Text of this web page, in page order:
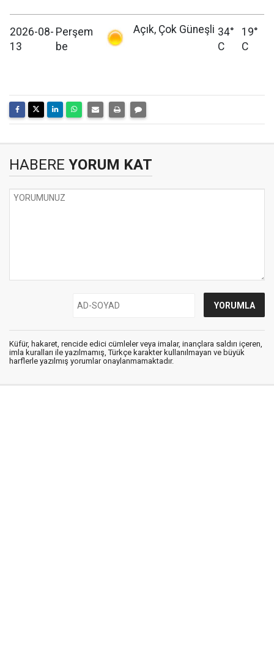
2026-08-
13
Perşem
be
Açık, Çok Güneşli 34°
C
19°
C
HABERE YORUM KAT
Küfür, hakaret, rencide edici cümleler veya imalar, inançlara saldırı içeren,
imla kuralları ile yazılmamış, Türkçe karakter kullanılmayan ve büyük
harflerle yazılmış yorumlar onaylanmamaktadır.